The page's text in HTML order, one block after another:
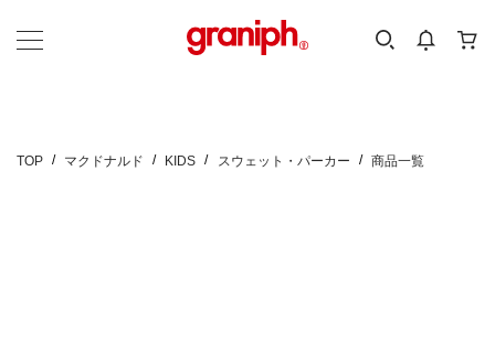
カテゴリーから探す
TOP マクドナルド KIDS スウェット・パーカー 商品一覧